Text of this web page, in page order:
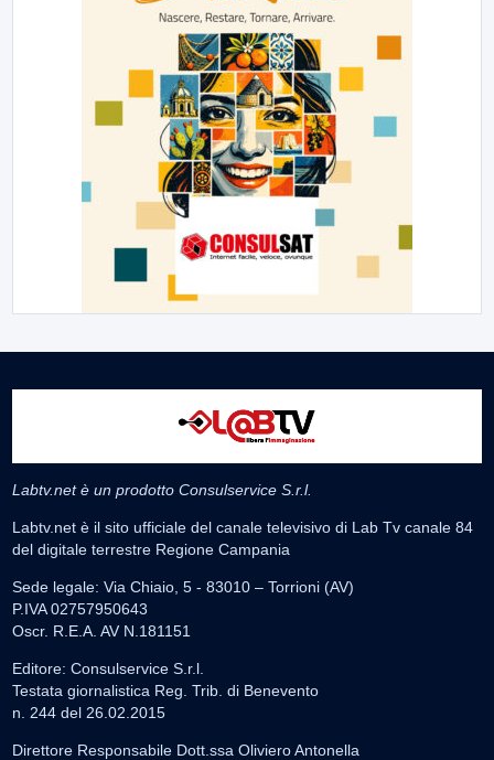
Labtv.net è un prodotto Consulservice S.r.l.
Labtv.net è il sito ufficiale del canale televisivo di Lab Tv canale 84
del digitale terrestre Regione Campania
Sede legale: Via Chiaio, 5 - 83010 – Torrioni (AV)
P.IVA 02757950643
Oscr. R.E.A. AV N.181151
Editore: Consulservice S.r.l.
Testata giornalistica Reg. Trib. di Benevento
n. 244 del 26.02.2015
Direttore Responsabile Dott.ssa Oliviero Antonella